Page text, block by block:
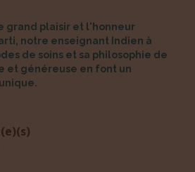
grand plaisir et l'honneur
notre enseignant Indien à
de soins et sa philosophie de
et généreuse en font un